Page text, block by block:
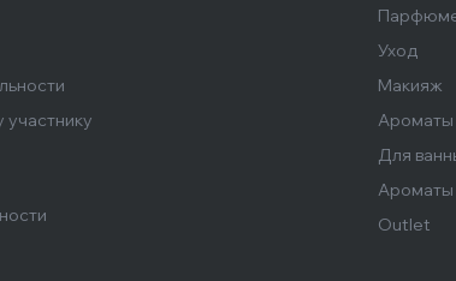
участнику
Уход
Макияж
Ароматы
Для
Ароматы
Outlet